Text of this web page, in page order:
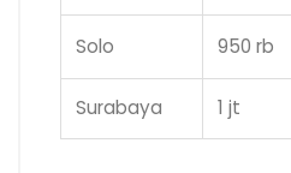
Solo 950 rb
Surabaya 1 jt